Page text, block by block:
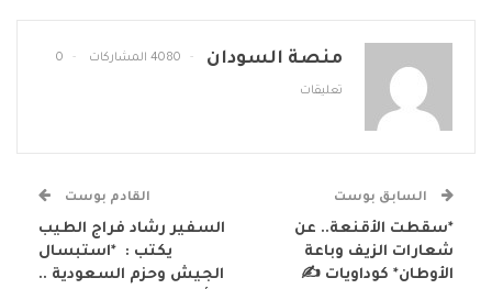
منصة السودان 4080 المشاركات 0
تعليقات
السابق بوست
*سقطت الأقنعة.. عن
شعارات الزيف وباعة
الأوطان* كوداويات ✍️
القادم بوست
السفير رشاد فراج الطيب
يكتب : *استبسال
الجيش وحزم السعودية ..